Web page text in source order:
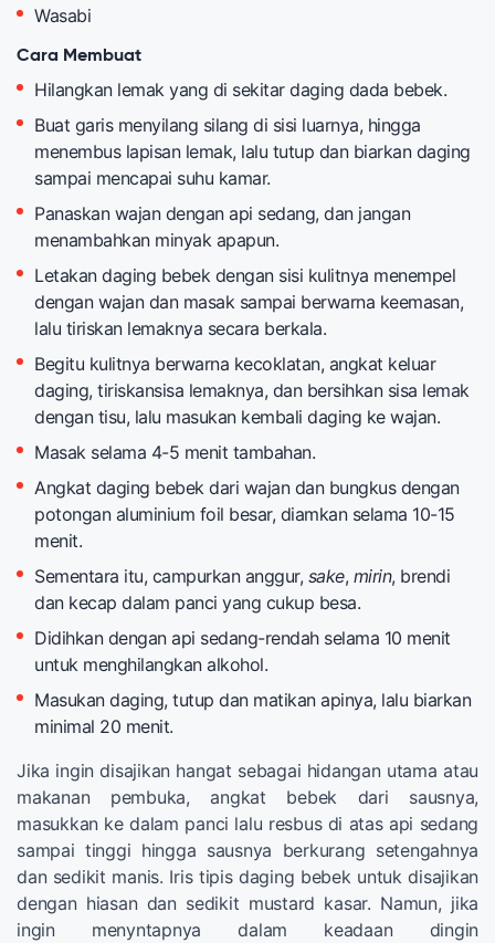
Wasabi
Cara Membuat
Hilangkan lemak yang di sekitar daging dada bebek.
Buat garis menyilang silang di sisi luarnya, hingga
menembus lapisan lemak, lalu tutup dan biarkan daging
sampai mencapai suhu kamar.
Panaskan wajan dengan api sedang, dan jangan
menambahkan minyak apapun.
Letakan daging bebek dengan sisi kulitnya menempel
dengan wajan dan masak sampai berwarna keemasan,
lalu tiriskan lemaknya secara berkala.
Begitu kulitnya berwarna kecoklatan, angkat keluar
daging, tiriskansisa lemaknya, dan bersihkan sisa lemak
dengan tisu, lalu masukan kembali daging ke wajan.
Masak selama 4-5 menit tambahan.
Angkat daging bebek dari wajan dan bungkus dengan
potongan aluminium foil besar, diamkan selama 10-15
menit.
Sementara itu, campurkan anggur, sake, mirin, brendi
dan kecap dalam panci yang cukup besa.
Didihkan dengan api sedang-rendah selama 10 menit
untuk menghilangkan alkohol.
Masukan daging, tutup dan matikan apinya, lalu biarkan
minimal 20 menit.
Jika ingin disajikan hangat sebagai hidangan utama atau
makanan pembuka, angkat bebek dari sausnya,
masukkan ke dalam panci lalu resbus di atas api sedang
sampai tinggi hingga sausnya berkurang setengahnya
dan sedikit manis. Iris tipis daging bebek untuk disajikan
dengan hiasan dan sedikit mustard kasar. Namun, jika
ingin menyntapnya dalam keadaan dingin